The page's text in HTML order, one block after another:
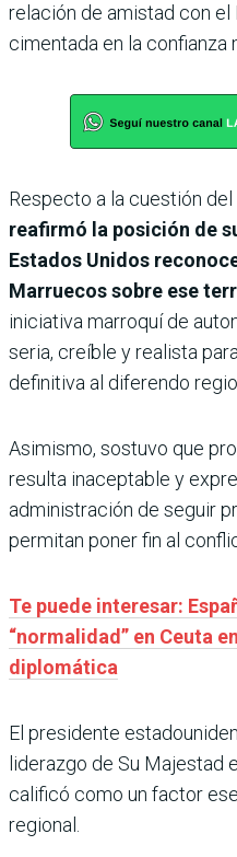
relación de amistad con el
cimentada en la confianza
Respecto a la cuestión del
reafirmó la posición de
Estados Unidos
Marruecos sobre ese
iniciativa marroquí de
seria, creíble y realista
definitiva al diferendo
Asimismo, sostuvo que
resulta inaceptable y
administración de seguir
permitan poner fin al
Te puede interesar:
“normalidad” en Ceuta
diplomática
El presidente
liderazgo de Su Majestad
calificó como un factor
regional.